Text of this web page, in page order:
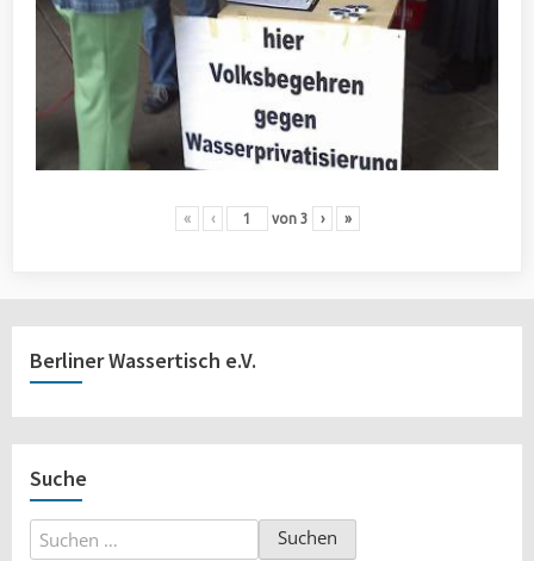
« ‹ von 3 › »
Berliner Wassertisch e.V.
Suche
Suchen